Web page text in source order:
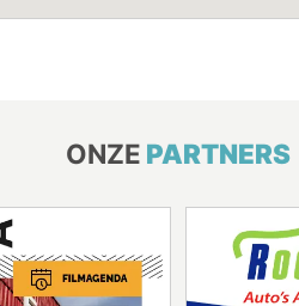
ONZE PARTNERS